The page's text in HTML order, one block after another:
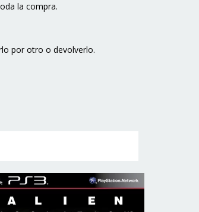
la compra.
por otro o devolverlo.